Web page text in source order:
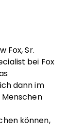
Fox, Sr.
bei Fox
dann im
Menschen
können,